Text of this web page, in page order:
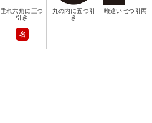
垂れ六角に三つ
引き
名
丸の内に五つ引
き
喰違い七つ引両